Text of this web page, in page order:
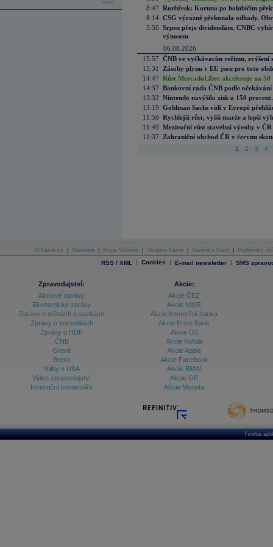
více...
8:47 Rozbřesk: Koruna po holubičím
8:14 CSG výrazně překonala odhady.
5:50 Srpen přeje dividendám. CNBC
výnosem
06.08.2026
15:57 ČNB ve vyčkávacím režimu, zvýšení
15:31
Zásoby plynu v EU jsou pro toto
14:47 Růst MercadoLibre akceleruje na
14:37 Bankovní rada ČNB podle
13:32 Nintendo navýšilo zisk o 150
13:19 Goldman Sachs vidí v Evropě
11:59 Rychlejší růst, vyšší marže a lepší
11:40 Meziroční růst stavební výroby v
11:37
Zahraniční obchod ČR v červnu
1 2 3 4
O Patria.cz Reklama Mapa Stránek Skupina Patria Kariéra v Patrii Podmínky
RSS / XML | Cookies | E-mail newsletter | SMS
Zpravodajství:
Akciové zprávy
Ekonomické zprávy
Zprávy o měnách a sazbách
Zprávy o komoditách
Zprávy o HDP
ČNB
Grexit
Brexit
Volby v USA
Video zpravodajství
Investiční komentáře
Akcie:
Akcie ČEZ
Akcie NWR
Akcie Komerční banka
Akcie Erste Bank
Akcie O2
Akcie Kofola
Akcie Apple
Akcie Facebook
Akcie BMW
Akcie GE
Akcie Moneta
Tvorba